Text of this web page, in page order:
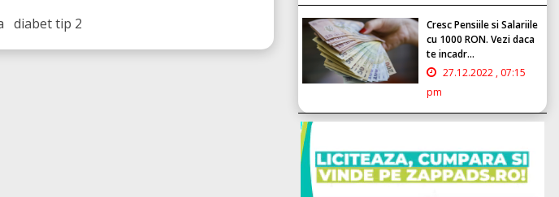
diabet tip 2
Cresc Pensiile si Salariile
cu 1000 RON. Vezi daca
te incadr...
27.12.2022 , 07:15
pm